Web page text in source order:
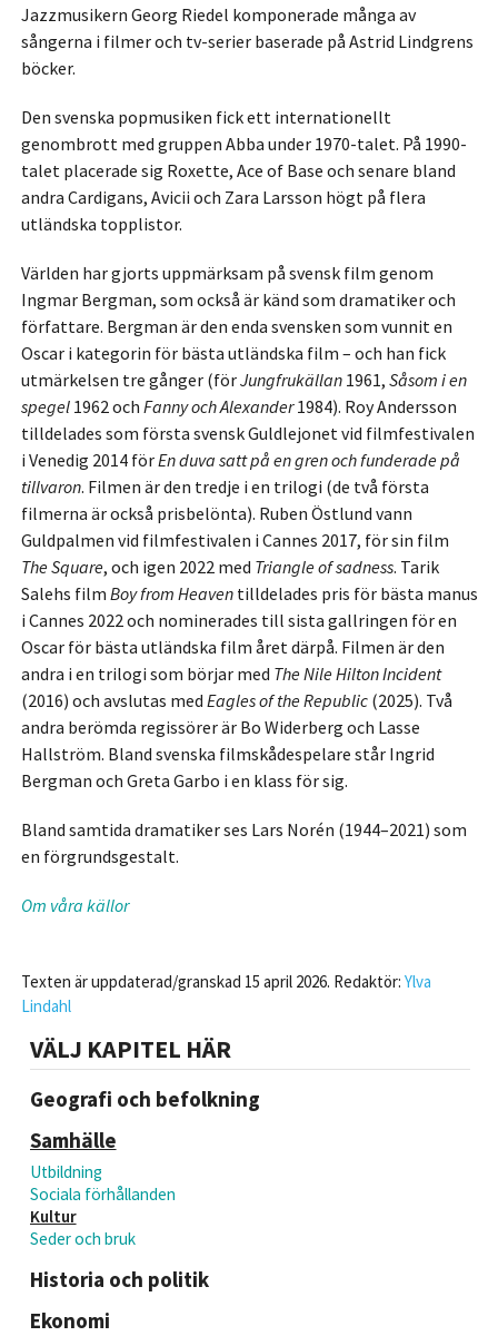
Jazzmusikern Georg Riedel komponerade många av
sångerna i filmer och tv-serier baserade på Astrid Lindgrens
böcker.
Den svenska popmusiken fick ett internationellt
genombrott med gruppen Abba under 1970-talet. På 1990-
talet placerade sig Roxette, Ace of Base och senare bland
andra Cardigans, Avicii och Zara Larsson högt på flera
utländska topplistor.
Världen har gjorts uppmärksam på svensk film genom
Ingmar Bergman, som också är känd som dramatiker och
författare. Bergman är den enda svensken som vunnit en
Oscar i kategorin för bästa utländska film – och han fick
utmärkelsen tre gånger (förJungfrukällan1961, Såsom i en
spegel1962 och Fanny och Alexander1984). Roy Andersson
tilldelades som första svensk Guldlejonet vid filmfestivalen
i Venedig 2014 förEn duva satt på en gren och funderade på
tillvaron. Filmen är den tredje i en trilogi (de två första
filmerna är också prisbelönta). Ruben Östlund vann
Guldpalmen vid filmfestivalen i Cannes 2017, för sin film
The Square, och igen 2022 med Triangle of sadness. Tarik
Salehs film Boy from Heaventilldelades pris för bästa manus
i Cannes 2022 och nominerades till sista gallringen för en
Oscar för bästa utländska film året därpå. Filmen är den
andra i en trilogi som börjar med The Nile Hilton Incident
(2016) och avslutas med Eagles of the Republic(2025). Två
andra berömda regissörer är Bo Widerberg och Lasse
Hallström. Bland svenska filmskådespelare står Ingrid
Bergman och Greta Garbo i en klass för sig.
Bland samtida dramatiker ses Lars Norén (1944–2021) som
en förgrundsgestalt.
Om våra källor
Texten är uppdaterad/granskad 15 april 2026. Redaktör: Ylva
Lindahl
VÄLJ KAPITEL HÄR
Geografi och befolkning
Samhälle
Utbildning
Sociala förhållanden
Kultur
Seder och bruk
Historia och politik
Ekonomi